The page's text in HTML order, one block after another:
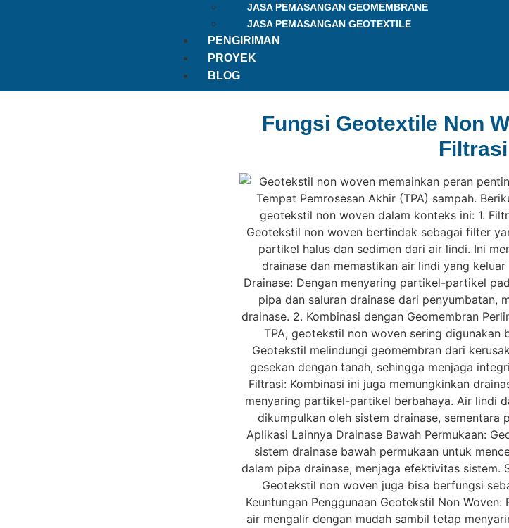
JASA PEMASANGAN GEOMEMBRANE
JASA PEMASANGAN GEOTEXTILE
PENGIRIMAN
PROYEK
BLOG
Fungsi Geotextile Non
Filtrasi